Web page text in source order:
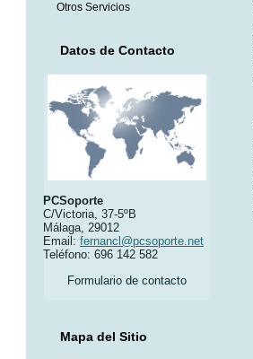
Otros Servicios
Datos de Contacto
PCSoporte
C/Victoria, 37-5ºB
Málaga, 29012
Email: fernancl@pcsoporte.net
Teléfono: 696 142 582
Formulario de contacto
Mapa del Sitio